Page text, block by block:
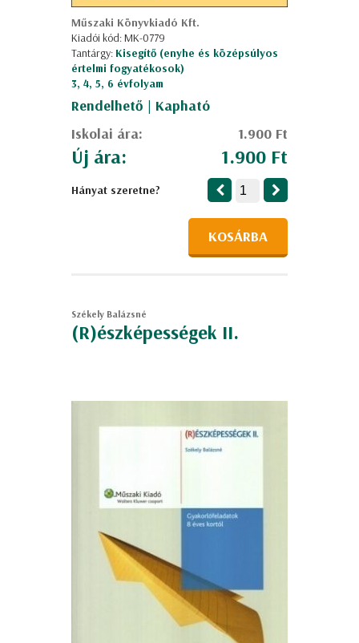
Műszaki Könyvkiadó Kft.
Kiadói kód: MK-0779
Tantárgy: Kisegítő (enyhe és középsúlyos
értelmi fogyatékosok)
3, 4, 5, 6 évfolyam
Rendelhető | Kapható
Iskolai ára:
1.900 Ft
Új ára: 1.900 Ft
Hányat szeretne?
KOSÁRBA
Székely Balázsné
(R)észképességek II.